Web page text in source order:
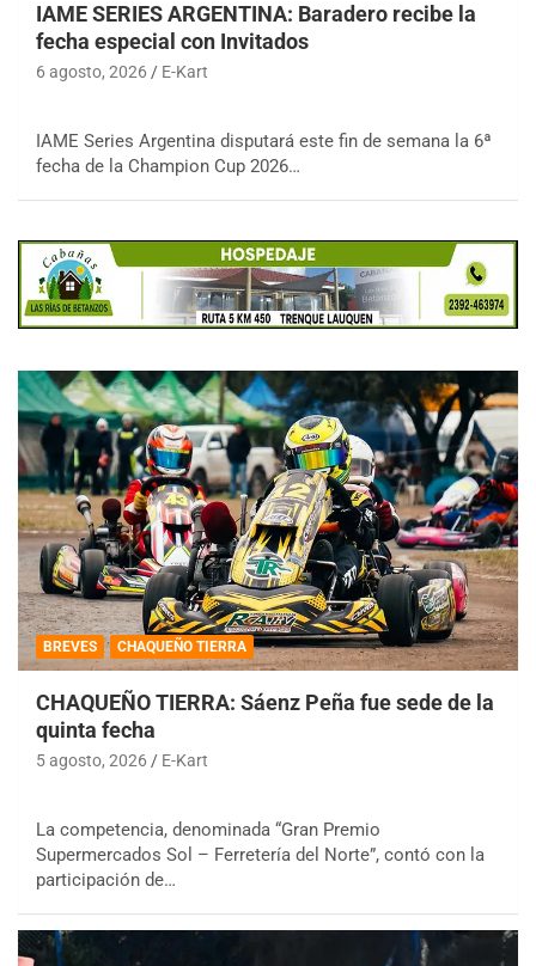
IAME SERIES ARGENTINA: Baradero recibe la
fecha especial con Invitados
6 agosto, 2026 E-Kart
IAME Series Argentina disputará este fin de semana la 6ª
fecha de la Champion Cup 2026…
BREVES CHAQUEÑO TIERRA
CHAQUEÑO TIERRA: Sáenz Peña fue sede de la
quinta fecha
5 agosto, 2026 E-Kart
La competencia, denominada “Gran Premio
Supermercados Sol – Ferretería del Norte”, contó con la
participación de…